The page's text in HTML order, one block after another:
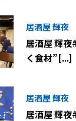
居酒屋 輝夜
居酒屋 輝
く食材”[...]
居酒屋 輝夜
居酒屋 輝